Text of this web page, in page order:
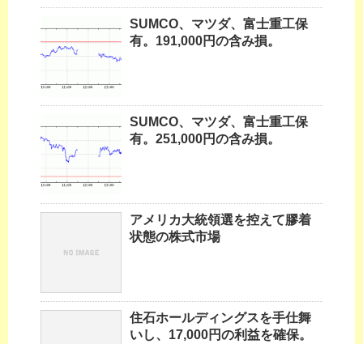
SUMCO、マツダ、富士重工保
有。191,000円の含み損。
SUMCO、マツダ、富士重工保
有。251,000円の含み損。
アメリカ大統領選を控えて膠着
状態の株式市場
住石ホールディングスを手仕舞
いし、17,000円の利益を確保。